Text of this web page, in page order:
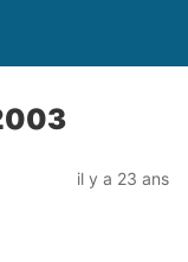
il y a 23 ans